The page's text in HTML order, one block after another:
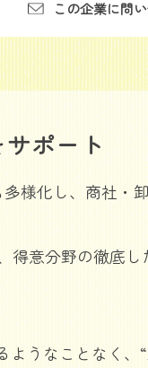
この企業に問
ポート
様化し、商社・
意分野の徹底
うなことなく、